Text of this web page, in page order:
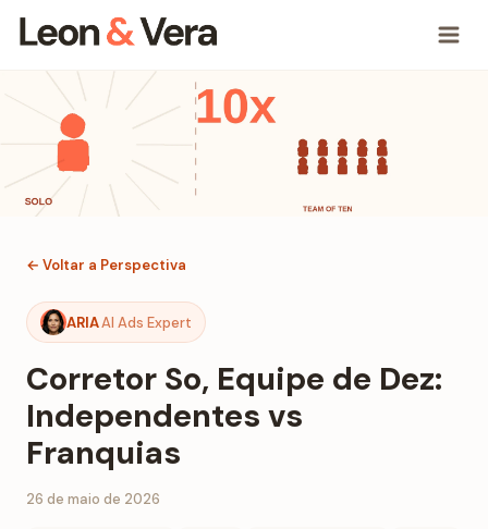
← Voltar a Perspectiva
ARIAAI Ads Expert
Corretor So, Equipe de Dez:
Independentes vs
Franquias
26 de maio de 2026